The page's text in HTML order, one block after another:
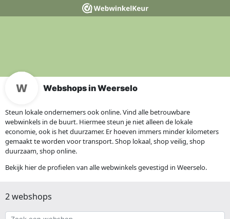
Webshops in Weerselo
Steun lokale ondernemers ook online. Vind alle betrouwbare
webwinkels in de buurt. Hiermee steun je niet alleen de lokale
economie, ook is het duurzamer. Er hoeven immers minder kilometers
gemaakt te worden voor transport. Shop lokaal, shop veilig, shop
duurzaam, shop online.
Bekijk hier de profielen van alle webwinkels gevestigd in Weerselo.
2 webshops
Zoek